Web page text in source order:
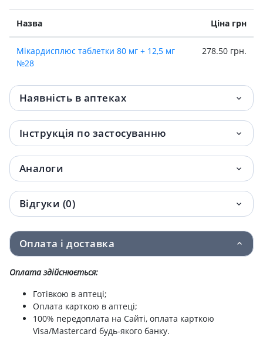
Назва Ціна грн
Мiкардисплюс таблетки 80 мг + 12,5 мг
№28
278.50 грн.
Наявність в аптеках
Інструкція по застосуванню
Аналоги
Відгуки (0)
Оплата і доставка
Оплата здійснюється:
Готівкою в аптеці;
Оплата карткою в аптеці;
100% передоплата на Сайті, оплата карткою
Visa/Mastercard будь-якого банку.